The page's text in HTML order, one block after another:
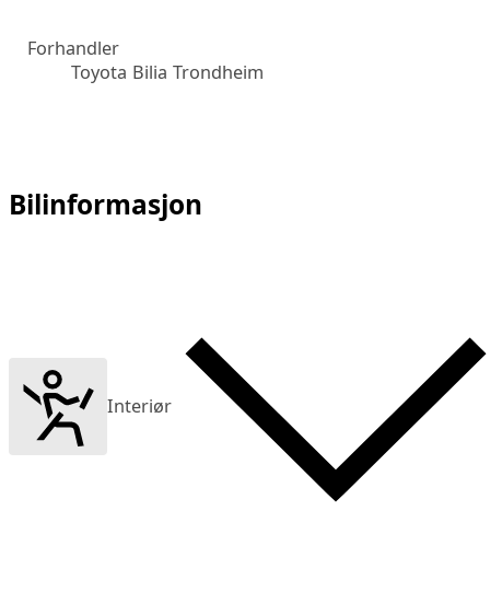
Forhandler
Toyota Bilia Trondheim
Bilinformasjon
Interiør